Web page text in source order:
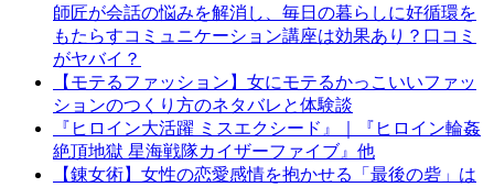
師匠が会話の悩みを解消し、毎日の暮らしに好循環を
もたらすコミュニケーション講座は効果あり？口コミ
がヤバイ？
【モテるファッション】女にモテるかっこいいファッ
ションのつくり方のネタバレと体験談
『ヒロイン大活躍 ミスエクシード』｜『ヒロイン輪姦
絶頂地獄 星海戦隊カイザーファイブ』他
【錬女術】女性の恋愛感情を抱かせる「最後の砦」は